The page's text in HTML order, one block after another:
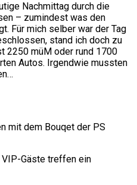
Nachmittag durch die
– zumindest was den
Für mich selber war der Tag
stand ich doch zu
2250 müM oder rund 1700
Autos. Irgendwie mussten
mit dem Bouqet der PS
Gäste treffen ein